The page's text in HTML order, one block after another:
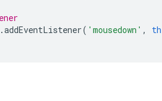
.addEventListener( 'mousedown' ,